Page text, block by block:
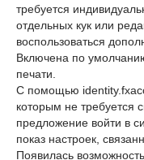
требуется
отдельных кук или
воспользоваться
Включена по
печати.
С помощью
которым не требуется
предложение войти в
показ настроек,
Появилась